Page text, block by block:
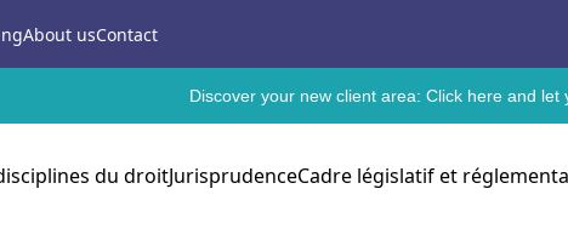
About usContact
Discover your new client area: Click here and let
du droitJurisprudenceCadre législatif et